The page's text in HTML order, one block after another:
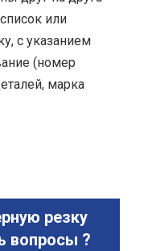
или
с указанием
(номер
марка
резку
вопросы ?